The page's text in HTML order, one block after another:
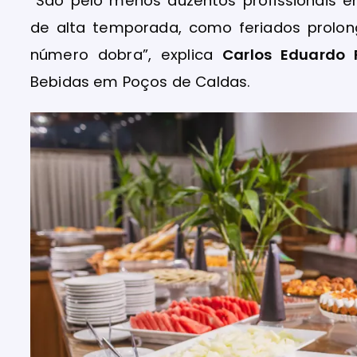
de alta temporada, como feriados
número dobra”, explica Carlos Eduardo
Bebidas em Poços de Caldas.